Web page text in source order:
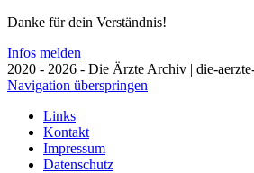
Danke für dein Verständnis!
Infos melden
2020 - 2026 - Die Ärzte Archiv | die-
Navigation überspringen
Links
Kontakt
Impressum
Datenschutz